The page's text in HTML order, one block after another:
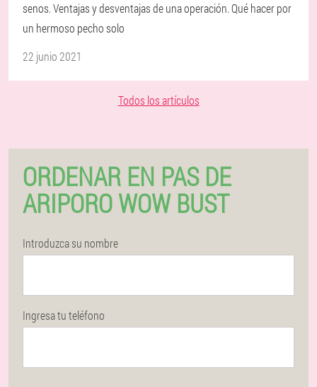
senos. Ventajas y desventajas de una operación. Qué hacer por
un hermoso pecho solo
22 junio 2021
Todos los artículos
ORDENAR EN PAS DE
ARIPORO WOW BUST
Introduzca su nombre
Ingresa tu teléfono